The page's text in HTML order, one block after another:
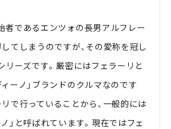
であるエンツォの長男アルフレー
してしまうのですが、その愛称を冠し
リーズです。厳密にはフェラーリと
ーノ」ブランドのクルマなのです
で行っていることから、一般的には
」と呼ばれています。現在ではフェ